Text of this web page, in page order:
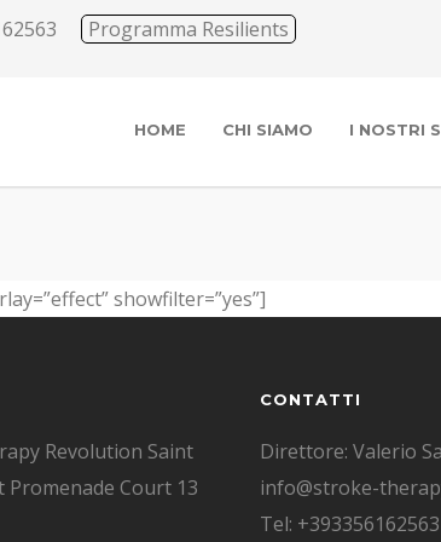
Programma Resilients
HOME CHI SIAMO I NOSTRI
showfilter=”yes”]
Revolution Saint
Promenade Court 13
CONTATTI
Direttore: Valerio
info@stroke-
Tel: +393356162563